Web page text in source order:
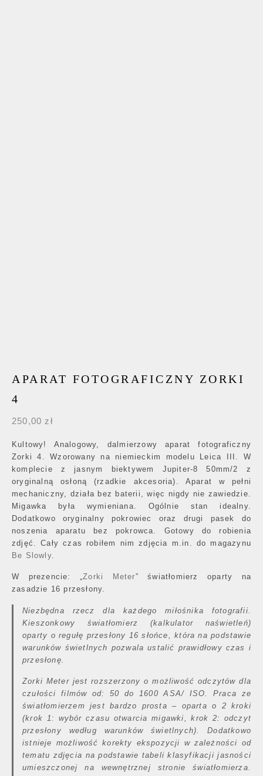
APARAT FOTOGRAFICZNY ZORKI
4
250,00 zł
Kultowy! Analogowy, dalmierzowy aparat fotograficzny
Zorki 4. Wzorowany na niemieckim modelu Leica III. W
komplecie z jasnym biektywem Jupiter-8 50mm/2 z
oryginalną osłoną (rzadkie akcesoria). Aparat w pełni
mechaniczny, działa bez baterii, więc nigdy nie zawiedzie.
Migawka była wymieniana. Ogólnie stan idealny.
Dodatkowo oryginalny pokrowiec oraz drugi pasek do
noszenia aparatu bez pokrowca. Gotowy do robienia
zdjęć. Cały czas robiłem nim zdjęcia m.in. do magazynu
Be Slowly.
W prezencie: „Zorki Meter” światłomierz oparty na
zasadzie 16 przesłony.
Niezbędna rzecz dla każdego miłośnika fotografii.
Kieszonkowy światłomierz (kalkulator naświetleń)
oparty o regułę przesłony 16 słońce, która na podstawie
warunków świetlnych pozwala ustalić prawidłowy czas i
przesłonę.
Zorki Meter jest rozszerzony o możliwość odczytów dla
czułości filmów od: 50 do 1600 ASA/ ISO. Praca ze
światłomierzem jest bardzo prosta – oparta o 2 kroki
(krok 1: wybór czasu otwarcia migawki, krok 2: odczyt
przesłony według warunków świetlnych). Dodatkowo
istnieje możliwość korekty ekspozycji w zależności od
tematu zdjęcia na podstawie tabeli klasyfikacji jasności
umieszczonej na wewnętrznej stronie światłomierza.